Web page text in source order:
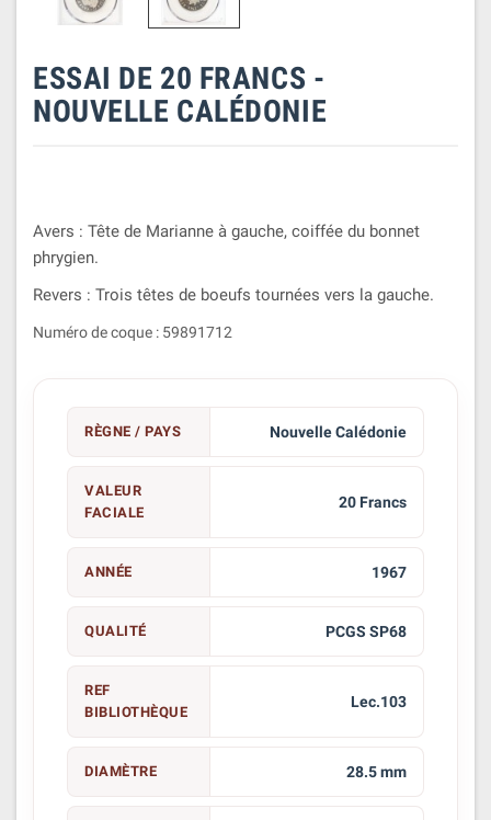
ESSAI DE 20 FRANCS -
NOUVELLE CALÉDONIE
Avers : Tête de Marianne à gauche, coiffée du bonnet
phrygien.
Revers : Trois têtes de boeufs tournées vers la gauche.
Numéro de coque : 59891712
RÈGNE / PAYS Nouvelle Calédonie
VALEUR
FACIALE
20 Francs
ANNÉE 1967
QUALITÉ PCGS SP68
REF
BIBLIOTHÈQUE
Lec.103
DIAMÈTRE 28.5 mm